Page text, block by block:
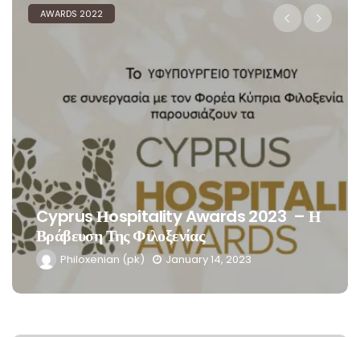
AWARDS 2022
Βραβείο Διαμονής 2022, Lordos Beach
Hotel
Philoxenian (pk) January 14, 2023